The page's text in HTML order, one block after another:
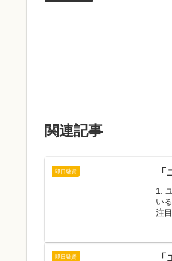
関連記事
即日融資
1.
い
注
即日融資